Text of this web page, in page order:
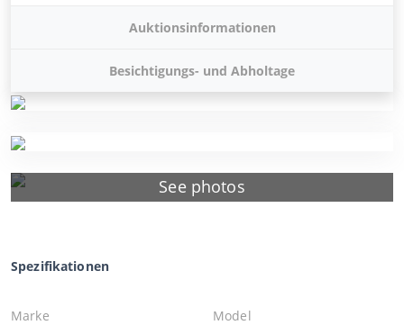
See photos
Auktionsinformationen
Besichtigungs- und Abholtage
Spezifikationen
Marke
Model